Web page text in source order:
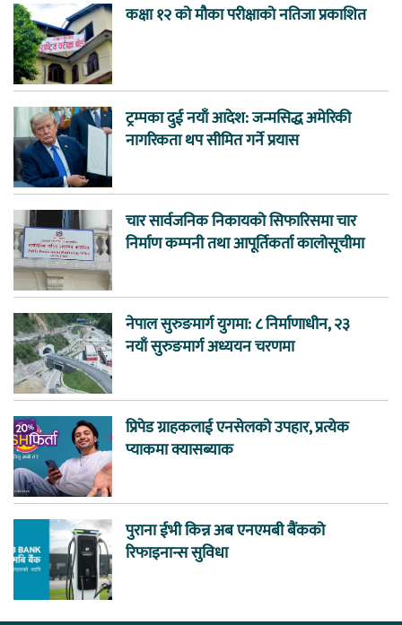
कक्षा १२ को मौका परीक्षाको नतिजा प्रकाशित
ट्रम्पका दुई नयाँ आदेश: जन्मसिद्ध अमेरिकी
नागरिकता थप सीमित गर्ने प्रयास
चार सार्वजनिक निकायको सिफारिसमा चार
निर्माण कम्पनी तथा आपूर्तिकर्ता कालोसूचीमा
नेपाल सुरुङमार्ग युगमा: ८ निर्माणाधीन, २३
नयाँ सुरुङमार्ग अध्ययन चरणमा
प्रिपेड ग्राहकलाई एनसेलको उपहार, प्रत्येक
प्याकमा क्यासब्याक
पुराना ईभी किन्न अब एनएमबी बैंकको
रिफाइनान्स सुविधा